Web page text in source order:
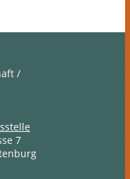
von Textilabfällen
/
7